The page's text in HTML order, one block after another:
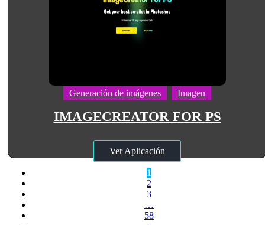
Generación de imágenes Imagen
IMAGECREATOR FOR PS
Ver Aplicación
1
2
3
…
58